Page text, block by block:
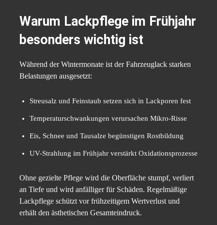
Warum Lackpflege im Frühjahr
besonders wichtig ist
Während der Wintermonate ist der Fahrzeuglack starken
Belastungen ausgesetzt:
Streusalz und Feinstaub setzen sich in Lackporen fest
Temperaturschwankungen verursachen Mikro-Risse
Eis, Schnee und Tausalze begünstigen Rostbildung
UV-Strahlung im Frühjahr verstärkt Oxidationsprozesse
Ohne gezielte Pflege wird die Oberfläche stumpf, verliert
an Tiefe und wird anfälliger für Schäden. Regelmäßige
Lackpflege schützt vor frühzeitigem Wertverlust und
erhält den ästhetischen Gesamteindruck.